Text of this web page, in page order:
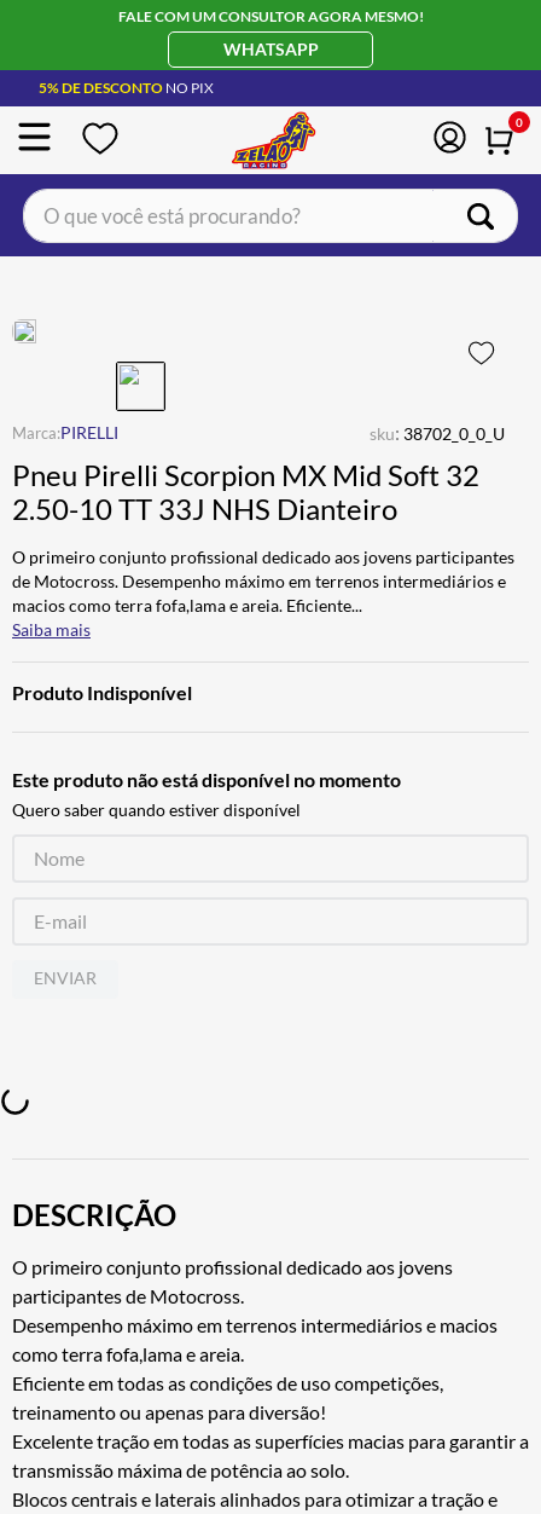
FALE COM UM CONSULTOR AGORA MESMO!
WHATSAPP
5% DE DESCONTO NO PIX
0
O que você está procurando?
PIRELLI sku: 38702_0_0_U
Pneu Pirelli Scorpion MX Mid Soft 32
2.50-10 TT 33J NHS Dianteiro
O primeiro conjunto profissional dedicado aos jovens participantes
de Motocross. Desempenho máximo em terrenos intermediários e
macios como terra fofa,lama e areia. Eficiente...
Saiba mais
Produto Indisponível
Este produto não está disponível no momento
Quero saber quando estiver disponível
ENVIAR
DESCRIÇÃO
O primeiro conjunto profissional dedicado aos jovens
participantes de Motocross.
Desempenho máximo em terrenos intermediários e macios
como terra fofa,lama e areia.
Eficiente em todas as condições de uso competições,
treinamento ou apenas para diversão!
Excelente tração em todas as superfícies macias para garantir a
transmissão máxima de potência ao solo.
Blocos centrais e laterais alinhados para otimizar a tração e
JAQUETA
4º ÓCULOS SOLAR
5º LUVA
6º BAU
7º CALÇA
8º ALPINESTAR
9º AIROH
10º BOTAS